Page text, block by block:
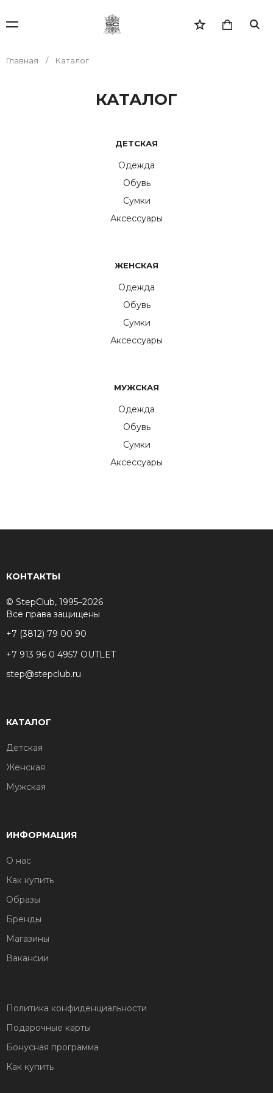
Главная Каталог
КАТАЛОГ
ДЕТСКАЯ
Одежда
Обувь
Сумки
Аксессуары
ЖЕНСКАЯ
Одежда
Обувь
Сумки
Аксессуары
МУЖСКАЯ
Одежда
Обувь
Сумки
Аксессуары
КОНТАКТЫ
© StepClub, 1995–2026
Все права защищены
+7 (3812) 79 00 90
+7 913 96 0 4957 OUTLET
step@stepclub.ru
КАТАЛОГ
Детская
Женская
Мужская
ИНФОРМАЦИЯ
О нас
Как купить
Образы
Бренды
Магазины
Вакансии
Политика конфиденциальности
Подарочные карты
Бонусная программа
Как купить